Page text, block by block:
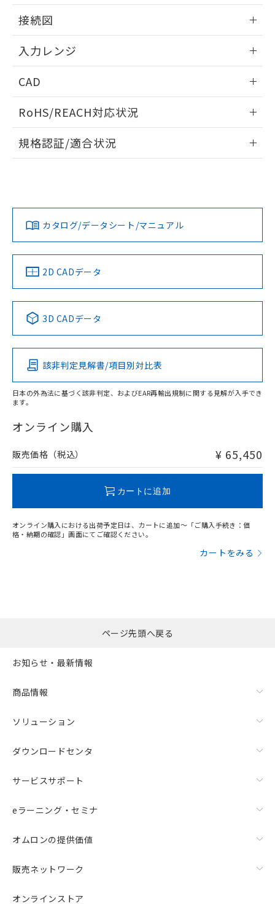
接続図
入力レンジ
CAD
ドすることができます。
ログイン/会員登録
ダウンロードデータをご利用いただく前に、以下を必ずお読
みください。
ソフトウェアの使用条件
RoHS/REACH対応状況
EU RoHS 注意事項・凡例
対応済み
中国 RoHS 注意事項・凡例
Pb Hg Cd Cr(VI)
O
在庫等で未対応品が混在する可能性があります。
問い合わせください。
規格認証/適合状況
LR型式承認
（イギリス
船舶規格）
DNV型式承認
（ノルウェー
BV型式承認
（フランス
KR型式
（韓国
Yes No No No
この製品の規格認証/適合状況ページへ
その他の認証はこちらのページからご検索ください
カタログ/データシート/マニュアル
2D CADデータ
3D CADデータ
該非判定見解書/項目別対比表
日本の外為法に基づく該非判定、およびEAR再輸出規制に関する見解が入手でき
ます。
オンライン購入
販売価格（税込） ¥ 65,450
カートに追加
オンライン購入における出荷予定日は、カートに追加～「ご購入手続き：価
格・納期の確認」画面にてご確認ください。
カートをみる
ページ先頭へ戻る
お知らせ・最新情報
商品情報
ソリューション
ダウンロードセンタ
サービスサポート
eラーニング・セミナ
オムロンの提供価値
販売ネットワーク
オンラインストア